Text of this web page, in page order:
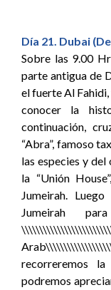
Día 21. Dubai
Sobre las 9.00
parte antigua de
el fuerte Al
conocer la
continuación,
“Abra”, famoso
las especies y del
la “Unión
Jumeirah.
Jumeirah
recorreremos
podremos